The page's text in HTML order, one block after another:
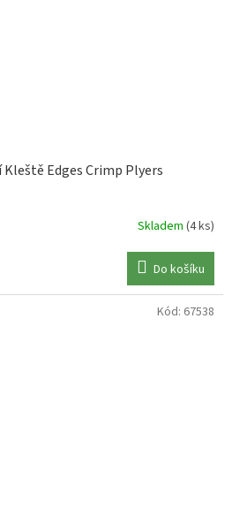
Kleště Edges Crimp Plyers
Skladem (4 ks)
Do košíku
Kód: 67538